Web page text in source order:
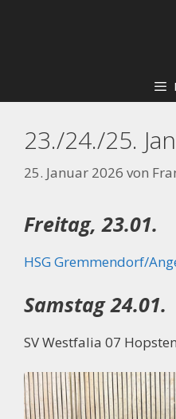
23./24./25.
25. Januar 2026 von
Freitag, 23.01.
HSG Gremmendorf/
Samstag 24.01.
SV Westfalia 07